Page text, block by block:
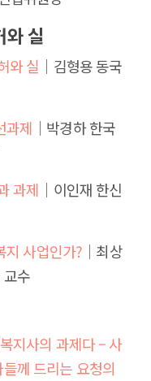
와 실
와 실 │김형용 동국
과제 │박경하 한국
과제 │이인재 한신
지 사업인가? │최상
수
지사의 과제다 – 사
께 드리는 요청의